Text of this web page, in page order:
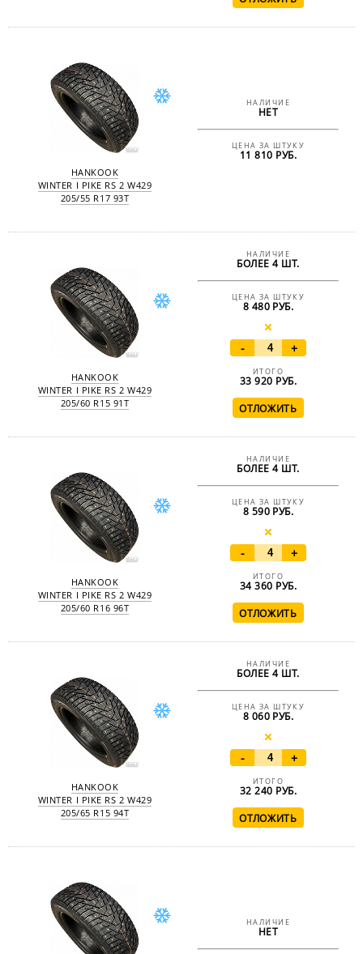
HANKOOK
WINTER I PIKE RS 2 W429
205/55 R17 93T
НАЛИЧИЕ
НЕТ
ЦЕНА ЗА ШТУКУ
11 810 РУБ.
HANKOOK
WINTER I PIKE RS 2 W429
205/60 R15 91T
НАЛИЧИЕ
БОЛЕЕ 4 ШТ.
ЦЕНА ЗА ШТУКУ
8 480 РУБ.
- +
ИТОГО
33 920 РУБ.
HANKOOK
WINTER I PIKE RS 2 W429
205/60 R16 96T
НАЛИЧИЕ
БОЛЕЕ 4 ШТ.
ЦЕНА ЗА ШТУКУ
8 590 РУБ.
- +
ИТОГО
34 360 РУБ.
HANKOOK
WINTER I PIKE RS 2 W429
205/65 R15 94T
НАЛИЧИЕ
БОЛЕЕ 4 ШТ.
ЦЕНА ЗА ШТУКУ
8 060 РУБ.
- +
ИТОГО
32 240 РУБ.
НАЛИЧИЕ
НЕТ